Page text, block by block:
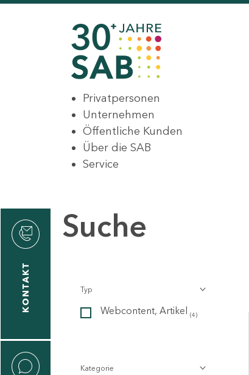
Privatpersonen
Unternehmen
Öffentliche Kunden
Über die SAB
Service
KONTAKT
Suche
Typ
Webcontent, Artikel (4)
Kategorie